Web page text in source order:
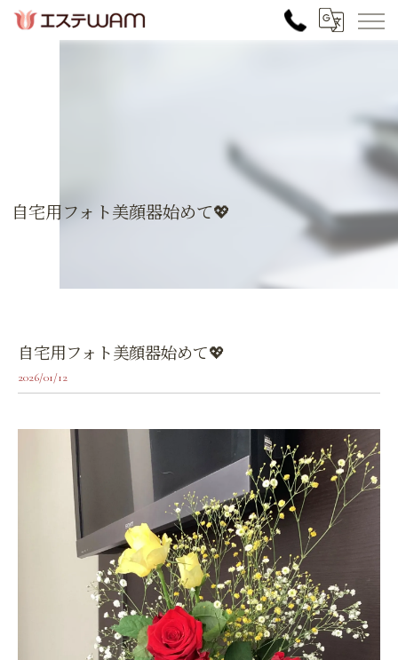
自宅用フォト美顔器始めて💖
自宅用フォト美顔器始めて💖
2026/01/12